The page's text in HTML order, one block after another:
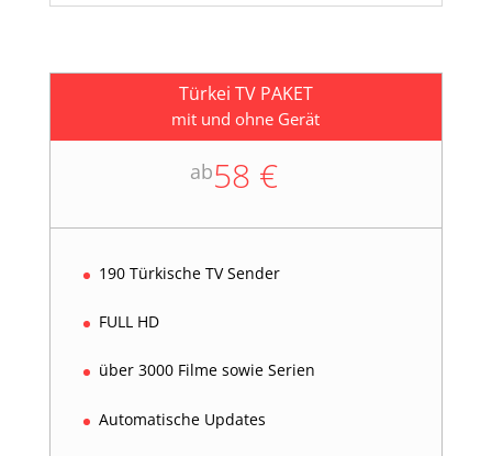
Türkei TV PAKET
mit und ohne Gerät
ab58 €
190 Türkische TV Sender
FULL HD
über 3000 Filme sowie Serien
Automatische Updates